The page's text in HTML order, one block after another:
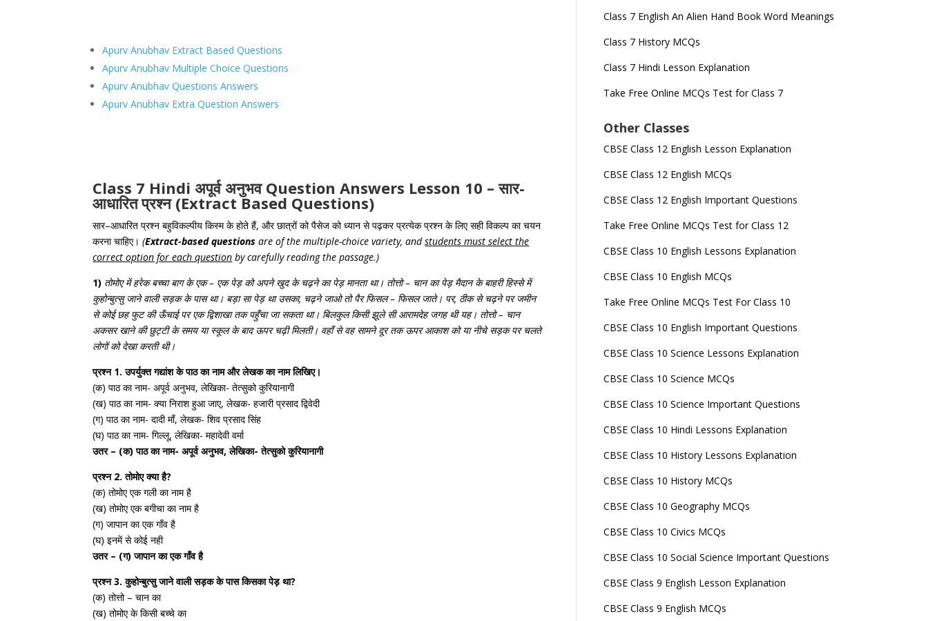
Apurv Anubhav Extract Based Questions
Apurv Anubhav Multiple Choice Questions
Apurv Anubhav Questions Answers
Apurv Anubhav Extra Question Answers
Class 7 Hindi अपूर्व अनुभव Question Answers Lesson 10 – सार-
आधारित प्रश्न (Extract Based Questions)
सार–आधारित प्रश्न बहुविकल्पीय किस्म के होते हैं,और छात्रों को पैसेज को ध्यान से पढ़कर प्रत्येक प्रश्न के लिए सही विकल्प का चयन
करना चाहिए। (Extract-based questions are of the multiple-choice variety, andstudents must select the
correct option for each question by carefully reading the passage.)
1) तोमोए में हरेक बच्चा बाग के एक – एक पेड़ को अपने खुद के चढ़ने का पेड़ मानता था। तोत्तो – चान का पेड़ मैदान के बाहरी हिस्से में
कुहोन्बुत्सु जाने वाली सड़क के पास था। बड़ा सा पेड़ था उसका, चढ़ने जाओ तो पैर फिसल – फिसल जाते। पर, ठीक से चढ़ने पर जमीन
से कोई छह फुट की ऊँचाई पर एक द्विशाखा तक पहुँचा जा सकता था। बिलकुल किसी झूले सी आरामदेह जगह थी यह। तोत्तो – चान
अकसर खाने की छुट्टी के समय या स्कूल के बाद ऊपर चढ़ी मिलती। वहाँ से वह सामने दूर तक ऊपर आकाश को या नीचे सड़क पर चलते
लोगों को देखा करती थी।
प्रश्न 1. उपर्युक्त गद्यांश के पाठ का नाम और लेखक का नाम लिखिए।
(क) पाठ का नाम- अपूर्व अनुभव, लेखिका- तेत्सुको कुरियानागी
(ख) पाठ का नाम- क्या निराश हुआ जाए, लेखक- हजारी प्रसाद द्विवेदी
(ग) पाठ का नाम- दादी माँ, लेखक- शिव प्रसाद सिंह
(घ) पाठ का नाम- गिल्लू, लेखिका- महादेवी वर्मा
उतर – (क) पाठ का नाम- अपूर्व अनुभव, लेखिका- तेत्सुको कुरियानागी
प्रश्न 2. तोमोए क्या है?
(क) तोमोए एक गली का नाम है
(ख) तोमोए एक बगीचा का नाम है
(ग) जापान का एक गाँव है
(घ) इनमें से कोई नही
उतर – (ग) जापान का एक गाँव है
प्रश्न 3. कुहोन्बुत्सु जाने वाली सड़क के पास किसका पेड़ था?
(क) तोत्तो – चान का
(ख) तोमोए के किसी बच्चे का
Class 7 English An Alien Hand Book Word Meanings
Class 7 History MCQs
Class 7 Hindi Lesson Explanation
Take Free Online MCQs Test for Class 7
Other Classes
CBSE Class 12 English Lesson Explanation
CBSE Class 12 English MCQs
CBSE Class 12 English Important Questions
Take Free Online MCQs Test for Class 12
CBSE Class 10 English Lessons Explanation
CBSE Class 10 English MCQs
Take Free Online MCQs Test For Class 10
CBSE Class 10 English Important Questions
CBSE Class 10 Science Lessons Explanation
CBSE Class 10 Science MCQs
CBSE Class 10 Science Important Questions
CBSE Class 10 Hindi Lessons Explanation
CBSE Class 10 History Lessons Explanation
CBSE Class 10 History MCQs
CBSE Class 10 Geography MCQs
CBSE Class 10 Civics MCQs
CBSE Class 10 Social Science Important Questions
CBSE Class 9 English Lesson Explanation
CBSE Class 9 English MCQs